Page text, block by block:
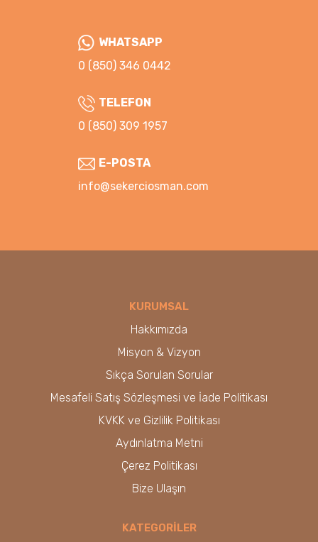
WHATSAPP
0 (850) 346 0442
TELEFON
0 (850) 309 1957
E-POSTA
info@sekerciosman.com
KURUMSAL
Hakkımızda
Misyon & Vizyon
Sıkça Sorulan Sorular
Mesafeli Satış Sözleşmesi ve İade Politikası
KVKK ve Gizlilik Politikası
Aydınlatma Metni
Çerez Politikası
Bize Ulaşın
KATEGORİLER